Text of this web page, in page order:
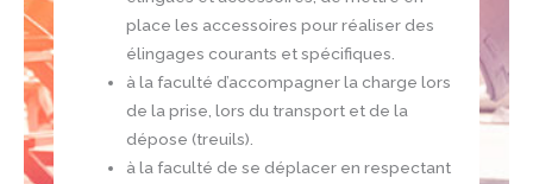
place les accessoires pour réaliser des
élingages courants et spécifiques.
à la faculté d’accompagner la charge lors
de la prise, lors du transport et de la
dépose (treuils).
à la faculté de se déplacer en respectant